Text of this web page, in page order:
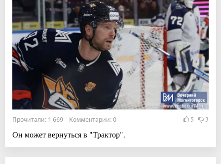
Прочитали: 1 669 Комментарии: 0 5 3
Он может вернуться в "Трактор".